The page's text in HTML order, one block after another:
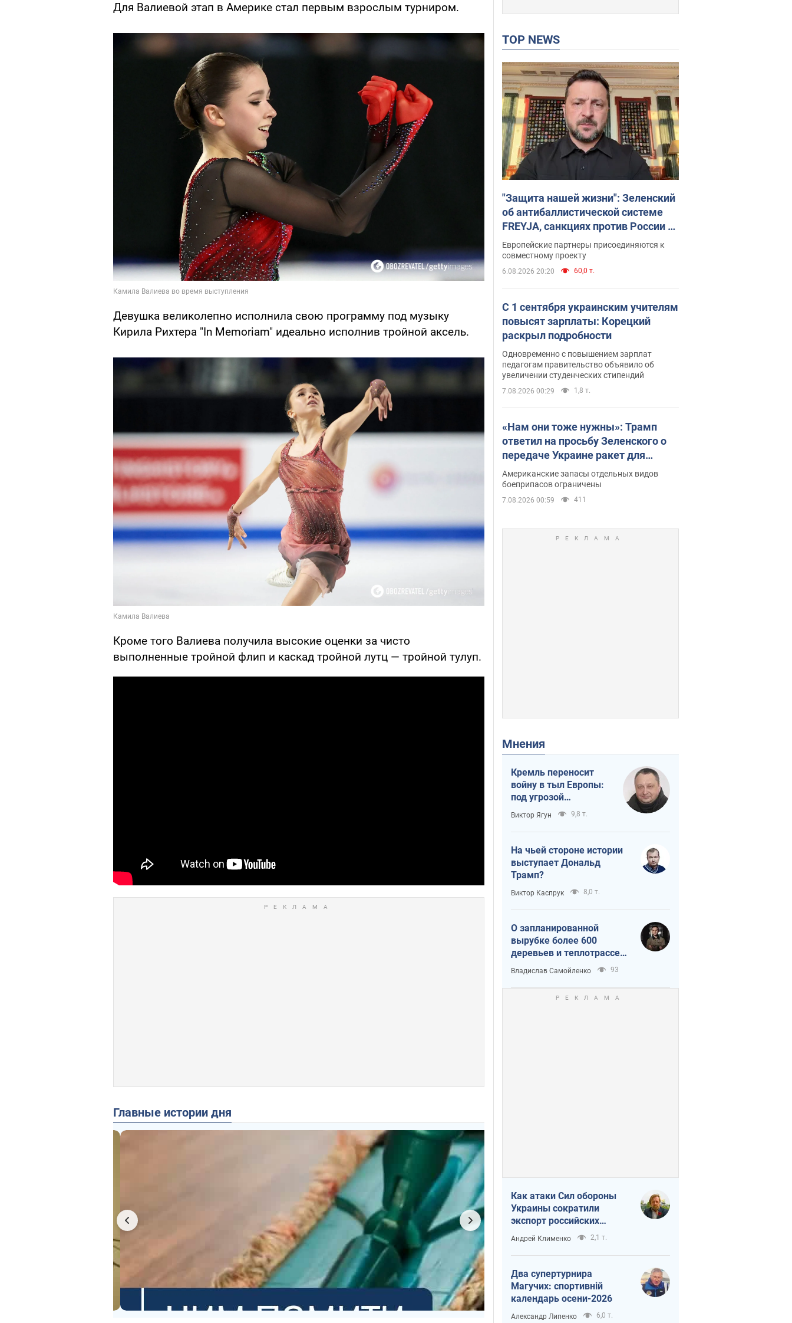
Для Валиевой этап в Америке стал первым взрослым турниром.
Девушка великолепно исполнила свою программу под музыку
Кирила Рихтера "In Memoriam" идеально исполнив тройной аксель.
Кроме того Валиева получила высокие оценки за чисто
выполненные тройной флип и каскад тройной лутц — тройной тулуп.
Главные истории дня
TOP NEWS
"Защита нашей жизни": Зеленский
об антибаллистической системе
FREYJA, санкциях против России и
поддержке аграриев. Видео
Европейские партнеры присоединяются к
совместному проекту
6.08.2026 20:20 60,0 т.
С 1 сентября украинским учителям
повысят зарплаты: Корецкий
раскрыл подробности
Одновременно с повышением зарплат
педагогам правительство объявило об
увеличении студенческих стипендий
7.08.2026 00:29 1,8 т.
«Нам они тоже нужны»: Трамп
ответил на просьбу Зеленского о
передаче Украине ракет для
Patriot
Американские запасы отдельных видов
боеприпасов ограничены
7.08.2026 00:59 411
Мнения
Кремль переносит
войну в тыл Европы:
под угрозой
критическая
логистика
Виктор Ягун 9,8 т.
На чьей стороне истории
выступает Дональд
Трамп?
Виктор Каспрук 8,0 т.
О запланированной
вырубке более 600
деревьев и теплотрассе:
что происходит на
Теремках в Киеве
Владислав Самойленко 93
Как атаки Сил обороны
Украины сократили
экспорт российских
нефтепродуктов
Андрей Клименко 2,1 т.
Два супертурнира
Магучих: спортивній
календарь осени-2026
Александр Липенко 6,0 т.